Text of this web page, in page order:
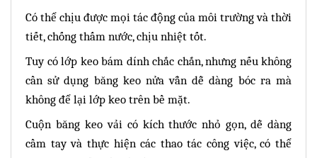
Có thể chịu được mọi tác động của môi trường và thời
tiết, chống thấm nước, chịu nhiệt tốt.
Tuy có lớp keo bám dính chắc chắn, nhưng nếu không
cần sử dụng băng keo nửa vẫn dễ dàng bóc ra mà
không để lại lớp keo trên bề mặt.
Cuộn băng keo vải có kích thước nhỏ gọn, dễ dàng
cầm tay và thực hiện các thao tác công việc, có thể